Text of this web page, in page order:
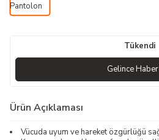
Tükendi
Gelince
Ürün Açıklaması
Vücuda uyum ve hareket özgürlüğü